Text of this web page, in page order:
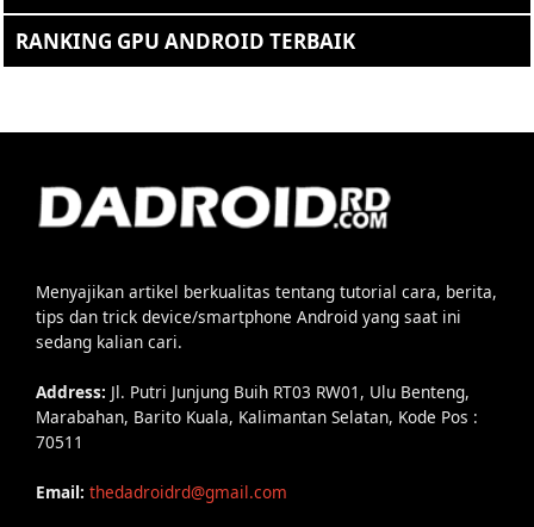
RANKING GPU ANDROID TERBAIK
Menyajikan artikel berkualitas tentang tutorial cara, berita,
tips dan trick device/smartphone Android yang saat ini
sedang kalian cari.
Address: Jl. Putri Junjung Buih RT03 RW01, Ulu Benteng,
Marabahan, Barito Kuala, Kalimantan Selatan, Kode Pos :
70511
Email: thedadroidrd@gmail.com